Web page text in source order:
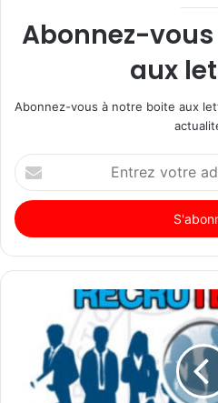
Abonnez-
aux
Abonnez-vous à notre boite aux
Entrez
votre
adresse
Email